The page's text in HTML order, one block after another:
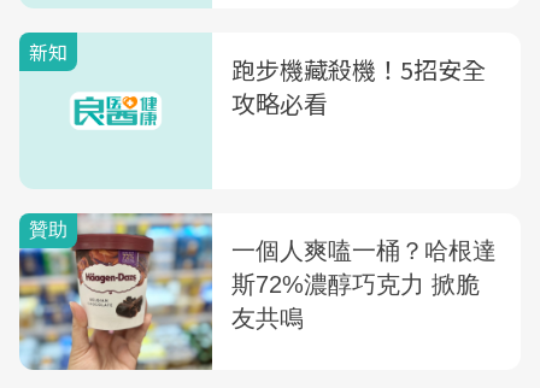
新知
跑步機藏殺機！5招安全
攻略必看